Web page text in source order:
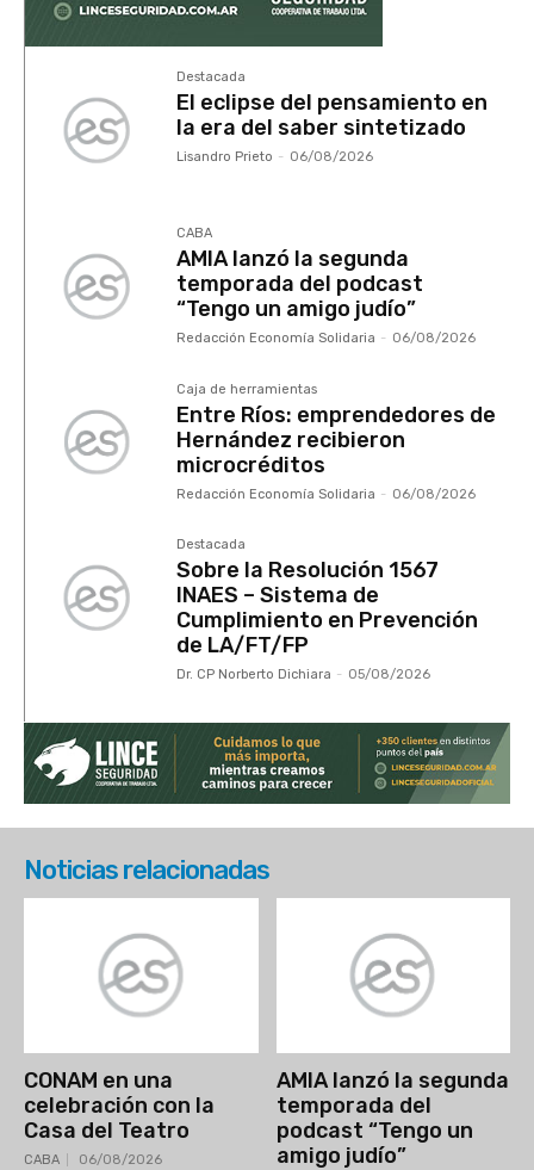
Destacada
El eclipse del pensamiento en
la era del saber sintetizado
Lisandro Prieto - 06/08/2026
CABA
AMIA lanzó la segunda
temporada del podcast
“Tengo un amigo judío”
Redacción Economía Solidaria - 06/08/2026
Caja de herramientas
Entre Ríos: emprendedores de
Hernández recibieron
microcréditos
Redacción Economía Solidaria - 06/08/2026
Destacada
Sobre la Resolución 1567
INAES – Sistema de
Cumplimiento en Prevención
de LA/FT/FP
Dr. CP Norberto Dichiara - 05/08/2026
Noticias relacionadas
CONAM en una
celebración con la
Casa del Teatro
CABA 06/08/2026
AMIA lanzó la segunda
temporada del
podcast “Tengo un
amigo judío”